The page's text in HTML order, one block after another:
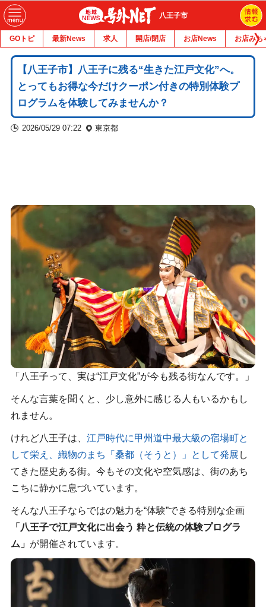
八王子市
GOトピ 最新News 求人 開店/閉店 お店News お店みち
【八王子市】八王子に残る“生きた江戸文化”へ。
とってもお得な今だけクーポン付きの特別体験プ
ログラムを体験してみませんか？
2026/05/29 07:22 東京都
「八王子って、実は“江戸文化”が今も残る街なんです。」
そんな言葉を聞くと、少し意外に感じる人もいるかもし
れません。
けれど八王子は、 江戸時代に甲州道中最大級の宿場町と
して栄え、織物のまち「桑都（そうと）」として発展 し
てきた歴史ある街。今もその文化や空気感は、街のあち
こちに静かに息づいています。
そんな八王子ならではの魅力を“体験”できる特別な企画
「八王子で江戸文化に出会う 粋と伝統の体験プログラ
ム」 が開催されています。